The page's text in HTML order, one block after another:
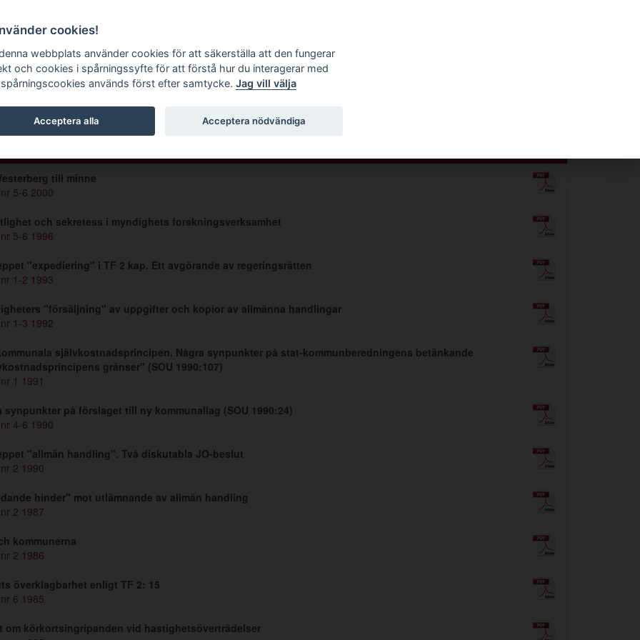
tidskrift
Bohlin
till minne
5-6 2000
och sekretess i myndighets forskningsverksamhet
5-6 1996
"expediering" i TF 2 kap. Ett avgörande av regeringsrätten
1-2 1993
"försäljning" av uppgifter och kopior av allmänna handlingar
1-3 1992
självkostnadsprincipen. Några synpunkter på stat-kommunberedningens betänkande
gränser" (SOU 1990:107)
1 1991
synpunkter på förslaget till ny kommunallag (SOU 1990:24)
4-6 1990
"allmän handling". Två diskutabla JO-beslut
2 1990
hinder" mot utlämnande av allmän handling
2 1987
kommunerna
2 1986
överklagbarhet enligt TF 2: 15
6 1985
om körkortsingripanden vid hastighetsöverträdelser
cookies!
webbplats använder cookies för att säkerställa att den fungerar
och cookies i spårningssyfte för att förstå hur du interagerar med
används först efter samtycke. Jag vill välja
Acceptera alla Acceptera nödvändiga